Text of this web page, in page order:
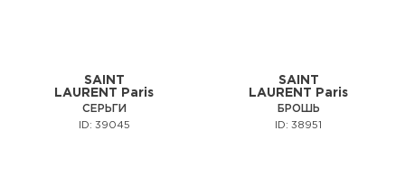
SAINT
LAURENT Paris
СЕРЬГИ
ID: 39045
SAINT
LAURENT Paris
БРОШЬ
ID: 38951